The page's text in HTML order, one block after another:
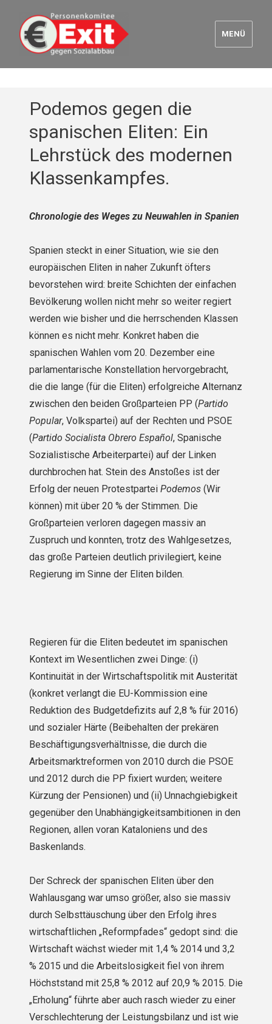
Euro Exit
MENÜ
Podemos gegen die
spanischen Eliten: Ein
Lehrstück des modernen
Klassenkampfes.
Chronologie des Weges zu Neuwahlen in Spanien
Spanien steckt in einer Situation, wie sie den
europäischen Eliten in naher Zukunft öfters
bevorstehen wird: breite Schichten der einfachen
Bevölkerung wollen nicht mehr so weiter regiert
werden wie bisher und die herrschenden Klassen
können es nicht mehr. Konkret haben die
spanischen Wahlen vom 20. Dezember eine
parlamentarische Konstellation hervorgebracht,
die die lange (für die Eliten) erfolgreiche Alternanz
zwischen den beiden Großparteien PP (Partido
Popular, Volkspartei) auf der Rechten und PSOE
(Partido Socialista Obrero Español, Spanische
Sozialistische Arbeiterpartei) auf der Linken
durchbrochen hat. Stein des Anstoßes ist der
Erfolg der neuen Protestpartei Podemos(Wir
können) mit über 20 % der Stimmen. Die
Großparteien verloren dagegen massiv an
Zuspruch und konnten, trotz des Wahlgesetzes,
das große Parteien deutlich privilegiert, keine
Regierung im Sinne der Eliten bilden.
Regieren für die Eliten bedeutet im spanischen
Kontext im Wesentlichen zwei Dinge: (i)
Kontinuität in der Wirtschaftspolitik mit Austerität
(konkret verlangt die EU-Kommission eine
Reduktion des Budgetdefizits auf 2,8 % für 2016)
und sozialer Härte (Beibehalten der prekären
Beschäftigungsverhältnisse, die durch die
Arbeitsmarktreformen von 2010 durch die PSOE
und 2012 durch die PP fixiert wurden; weitere
Kürzung der Pensionen) und (ii) Unnachgiebigkeit
gegenüber den Unabhängigkeitsambitionen in den
Regionen, allen voran Kataloniens und des
Baskenlands.
Der Schreck der spanischen Eliten über den
Wahlausgang war umso größer, also sie massiv
durch Selbsttäuschung über den Erfolg ihres
wirtschaftlichen „Reformpfades“ gedopt sind: die
Wirtschaft wächst wieder mit 1,4 % 2014 und 3,2
% 2015 und die Arbeitslosigkeit fiel von ihrem
Höchststand mit 25,8 % 2012 auf 20,9 % 2015. Die
„Erholung“ führte aber auch rasch wieder zu einer
Verschlechterung der Leistungsbilanz und ist wie